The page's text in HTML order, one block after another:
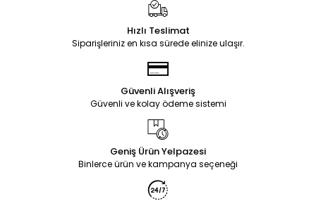
Hızlı Teslimat
Siparişleriniz en kısa sürede elinize ulaşır.
Güvenli Alışveriş
Güvenli ve kolay ödeme sistemi
Geniş Ürün Yelpazesi
Binlerce ürün ve kampanya seçeneği